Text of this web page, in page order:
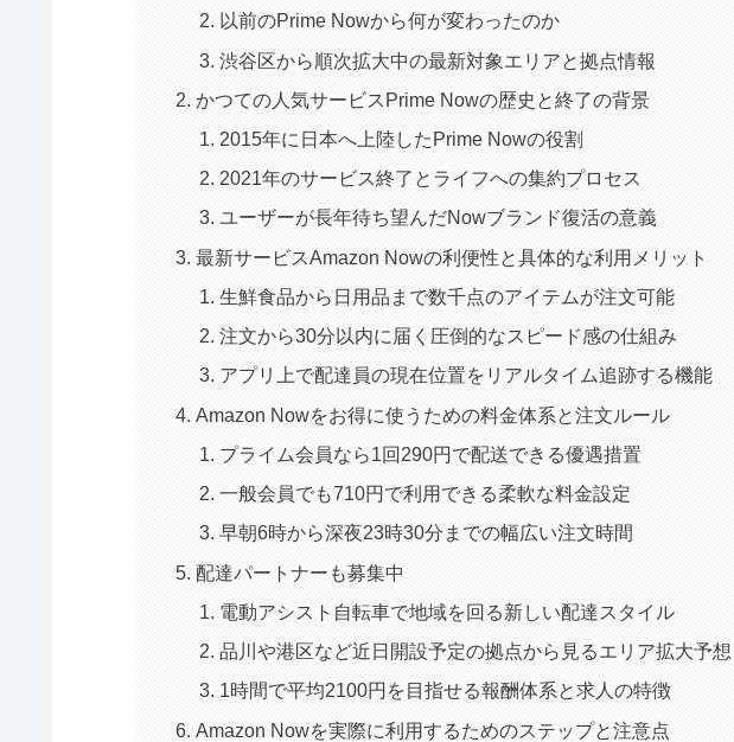
以前のPrime Nowから何が変わったのか
渋谷区から順次拡大中の最新対象エリアと拠点情報
かつての人気サービスPrime Nowの歴史と終了の背景
2015年に日本へ上陸したPrime Nowの役割
2021年のサービス終了とライフへの集約プロセス
ユーザーが長年待ち望んだNowブランド復活の意義
最新サービスAmazon Nowの利便性と具体的な利用メリット
生鮮食品から日用品まで数千点のアイテムが注文可能
注文から30分以内に届く圧倒的なスピード感の仕組み
アプリ上で配達員の現在位置をリアルタイム追跡する機能
Amazon Nowをお得に使うための料金体系と注文ルール
プライム会員なら1回290円で配送できる優遇措置
一般会員でも710円で利用できる柔軟な料金設定
早朝6時から深夜23時30分までの幅広い注文時間
配達パートナーも募集中
電動アシスト自転車で地域を回る新しい配達スタイル
品川や港区など近日開設予定の拠点から見るエリア拡大予想
1時間で平均2100円を目指せる報酬体系と求人の特徴
Amazon Nowを実際に利用するためのステップと注意点